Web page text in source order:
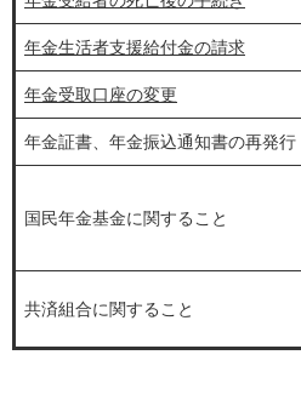
年金生活者支援給付金の請求
年金受取口座の変更
年金証書、年金振込通知書の再発行
国民年金基金に関すること
共済組合に関すること